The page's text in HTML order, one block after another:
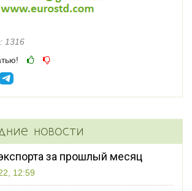
: 1316
новости
за прошлый месяц
12:59